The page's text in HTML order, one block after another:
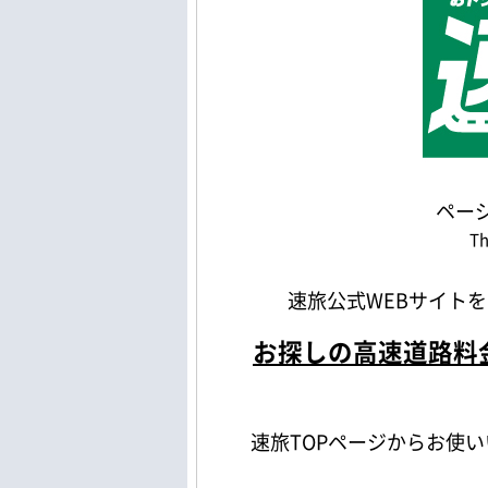
ペー
速旅公式WEBサイト
お探しの高速道路
速旅TOPページからお使